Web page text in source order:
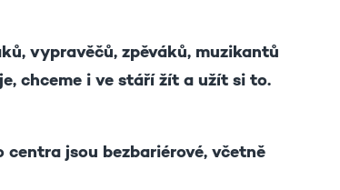
vypravěčů, zpěváků, muzikantů
chceme i ve stáří žít a užít si to.
jsou bezbariérové, včetně